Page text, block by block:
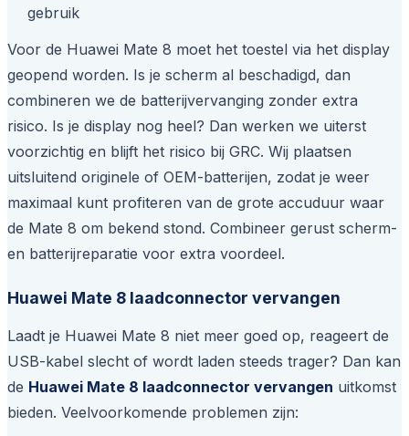
gebruik
Voor de Huawei Mate 8 moet het toestel via het display
geopend worden. Is je scherm al beschadigd, dan
combineren we de batterijvervanging zonder extra
risico. Is je display nog heel? Dan werken we uiterst
voorzichtig en blijft het risico bij GRC. Wij plaatsen
uitsluitend originele of OEM-batterijen, zodat je weer
maximaal kunt profiteren van de grote accuduur waar
de Mate 8 om bekend stond. Combineer gerust scherm-
en batterijreparatie voor extra voordeel.
Huawei Mate 8 laadconnector vervangen
Laadt je Huawei Mate 8 niet meer goed op, reageert de
USB-kabel slecht of wordt laden steeds trager? Dan kan
de Huawei Mate 8 laadconnector vervangen uitkomst
bieden. Veelvoorkomende problemen zijn: